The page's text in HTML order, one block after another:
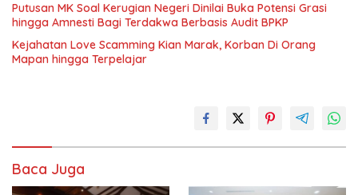
Putusan MK Soal Kerugian Negeri Dinilai Buka Potensi Grasi
hingga Amnesti Bagi Terdakwa Berbasis Audit BPKP
Kejahatan Love Scamming Kian Marak, Korban Di Orang
Mapan hingga Terpelajar
Baca Juga